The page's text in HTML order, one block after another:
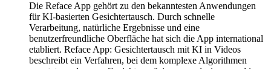
Die Reface App gehört zu den bekanntesten Anwendungen
für KI-basierten Gesichtertausch. Durch schnelle
Verarbeitung, natürliche Ergebnisse und eine
benutzerfreundliche Oberfläche hat sich die App international
etabliert. Reface App: Gesichtertausch mit KI in Videos
beschreibt ein Verfahren, bei dem komplexe Algorithmen